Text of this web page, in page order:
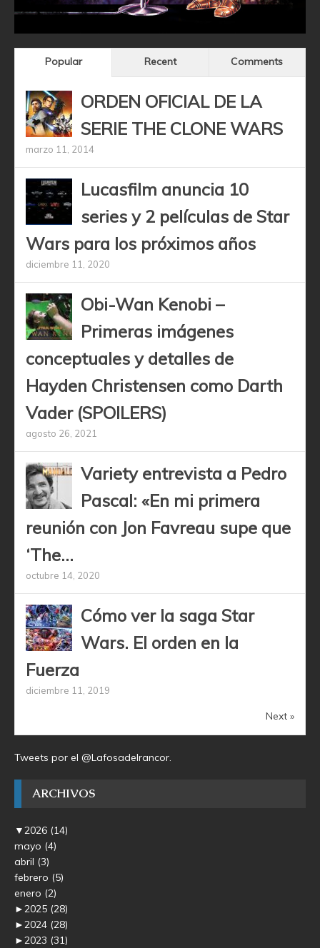
Popular Recent Comments
ORDEN OFICIAL DE LA
SERIE THE CLONE WARS
marzo 11, 2014
Lucasfilm anuncia 10
series y 2 películas de Star
Wars para los próximos años
diciembre 11, 2020
Obi-Wan Kenobi –
Primeras imágenes
conceptuales y detalles de
Hayden Christensen como Darth
Vader (SPOILERS)
agosto 26, 2021
Variety entrevista a Pedro
Pascal: «En mi primera
reunión con Jon Favreau supe que
‘The...
octubre 14, 2020
Cómo ver la saga Star
Wars. El orden en la
Fuerza
diciembre 11, 2019
Next »
Tweets por el @Lafosadelrancor.
ARCHIVOS
▼2026 (14)
mayo (4)
abril (3)
febrero (5)
enero (2)
►2025 (28)
►2024 (28)
►2023 (31)